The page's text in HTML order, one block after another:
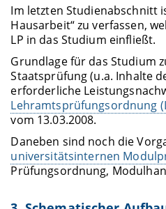
Im letzten Studienabschnitt
Hausarbeit“ zu verfassen,
LP in das Studium einfließt.
Grundlage für das Studium
Staatsprüfung (u.a. Inhalte
erforderliche
Lehramtsprüfungsordnung
vom 13.03.2008.
Daneben sind noch die
universitätsinternen
Prüfungsordnung,